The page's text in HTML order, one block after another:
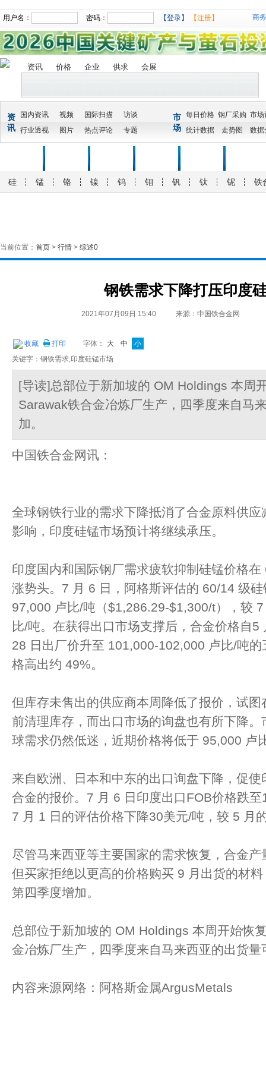
用户名： 密码： 【登录】 【注册】 商
资讯 价格 企业 供求 会展
资
讯
国内资讯 视频 国际扫描
访谈
行业透视
图片 热点评论 专题
市
场
每日价格 钢厂采购 市场
统计数据
走势图 数据
硅 锰 铬 镍 钨 钼 钒 钛 铌 铁
当前位置： 首页 > 行情 > 综述0
钢铁需求下降打压印度
2021年07月09日 15:40 来源：中国铁合金网
收藏 打印 字体： 大 中
小
关键字：钢铁需求,印度硅锰市场
[导读]总部位于新加坡的 OM Holdings 本周
Sarawak铁合金冶炼厂生产，四季度来自马
加。
中国铁合金网讯：
全球钢铁行业的需求下降抵消了合金原料供
影响，印度硅锰市场预计将继续承压。
印度国内和国际钢厂需求疲软抑制硅锰价格
涨势头。7 月 6 日，阿格斯评估的 60/14 级
97,000 卢比/吨（$1,286.29-$1,300/t），较
比/吨。在获得出口市场支撑后，合金价格自5
28 日出厂价升至 101,000-102,000 卢比/吨
格高出约 49%。
但库存未售出的供应商本周降低了报价，试
前清理库存，而出口市场的询盘也有所下降
球需求仍然低迷，近期价格将低于 95,000 卢
来自欧洲、日本和中东的出口询盘下降，促
合金的报价。7 月 6 日印度出口FOB价格跌
7 月 1 日的评估价格下降30美元/吨，较 5 月
尽管马来西亚等主要国家的需求恢复，合金
但买家拒绝以更高的价格购买 9 月出货的材
第四季度增加。
总部位于新加坡的 OM Holdings 本周开始恢
金冶炼厂生产，四季度来自马来西亚的出货量
内容来源网络：阿格斯金属ArgusMetals